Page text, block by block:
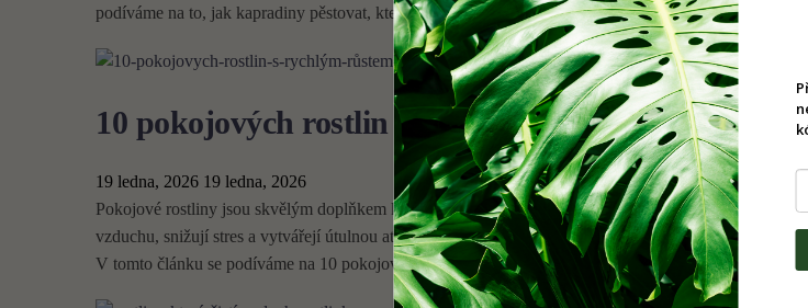
podíváme na to, jak kapradiny pěstovat, které druhy jsou nejvhodnější do interiéru a přiblížíme […]
10 pokojových rostlin s rychlým růstem
19 ledna, 2026 19 ledna, 2026
Pokojové rostliny jsou skvělým doplňkem každého interiéru. Nejenže přinášejí přírodu přímo do
vzduchu, snižují stres a vytvářejí útulnou atmosféru. Pokud patříte mezi ty, kteří touží po rychlém růstu
V tomto článku se podíváme na 10 pokojových rostlin s rychlým růstem, které vám brzy přinesou […]